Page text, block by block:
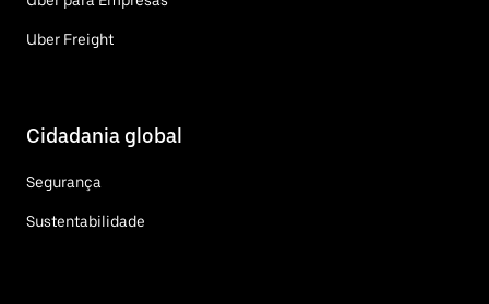
Uber Freight
Cidadania global
Segurança
Sustentabilidade